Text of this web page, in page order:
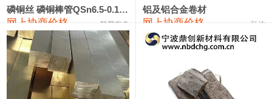
1#电解锰(99.7%袋装) 18,000—18,200 18,100
1#铬 60,000—82,000
553#硅 9,300—9,500
441#硅 9,600—9,800 9,700
磷铜丝 磷铜棒管QSn6.5-0.1 7-0.2 8-0.3
网上协商价格 联荣有色
铝及铝合金卷材
网上协商价格 弘达